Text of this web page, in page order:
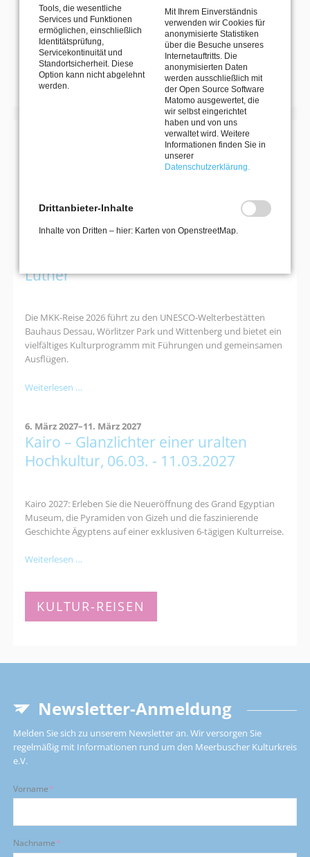
Unbekannte
1
2 3 4 6 7
Vorwärts
Ende
MEHR VERANSTALTUNGEN
MIT DEM MKK DEN HORIZONT ERWEITERN
KULTURREISEN
Kultur- und Naturerlebnisreise nach
Luther
Die MKK-Reise 2026 führt zu den UNESCO-Welterbestätten
Bauhaus Dessau, Wörlitzer Park und Wittenberg und bietet ein
vielfältiges Kulturprogramm mit Führungen und gemeinsamen
Ausflügen.
Weiterlesen …Kultur-
nach
Dessau:
Bauhaus,
Gartenreich
Luther
6. März 2027–11. März 2027
Kairo – Glanzlichter einer uralten
Hochkultur, 06.03. - 11.03.2027
Kairo 2027: Erleben Sie die Neueröffnung des Grand Egyptian
Museum, die Pyramiden von Gizeh und die faszinierende
Geschichte Ägyptens auf einer exklusiven 6-tägigen Kulturreise.
Weiterlesen …Kairo
einer
uralten
KULTUR-REISEN
Newsletter-Anmeldung
Melden Sie sich zu unserem Newsletter an. Wir versorgen Sie
regelmäßig mit Informationen rund um den Meerbuscher Kulturkreis
e.V.
Pflichtfeld
Vorname*
Pflichtfeld
Nachname*
Tools, die wesentliche
Services und Funktionen
ermöglichen, einschließlich
Identitätsprüfung,
Servicekontinuität und
Standortsicherheit. Diese
Option kann nicht abgelehnt
werden.
Mit Ihrem Einverständnis
verwenden wir Cookies für
anonymisierte Statistiken
über die Besuche unseres
Internetauftritts. Die
anonymisierten Daten
werden ausschließlich mit
der Open Source Software
Matomo ausgewertet, die
wir selbst eingerichtet
haben und von uns
verwaltet wird. Weitere
Informationen finden Sie in
unserer
Datenschutzerklärung.
Drittanbieter-Inhalte
Inhalte von Dritten – hier: Karten von OpenstreetMap.